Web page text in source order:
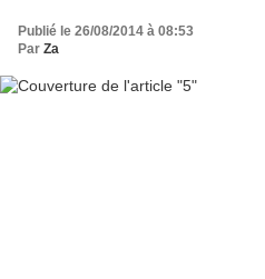
Publié le 26/08/2014 à 08:53
Par Za